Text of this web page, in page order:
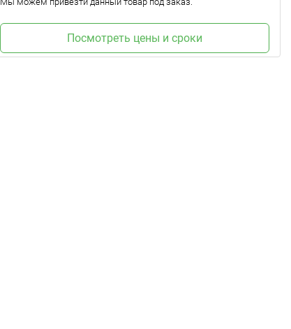
Посмотреть цены и сроки